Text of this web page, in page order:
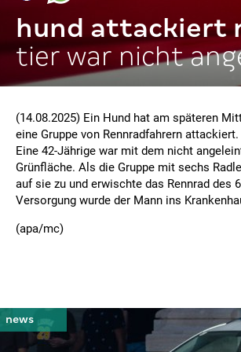
hund attackiert
tier war nicht
(14.08.2025) Ein Hund hat am späteren
eine Gruppe von Rennradfahrern
Eine 42-Jährige war mit dem nicht
Grünfläche. Als die Gruppe mit sechs
auf sie zu und erwischte das Rennrad des
Versorgung wurde der Mann ins
(apa/mc)